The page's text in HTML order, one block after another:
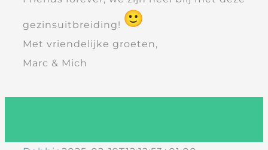
gezinsuitbreiding!
Met vriendelijke groeten,
Marc & Mich